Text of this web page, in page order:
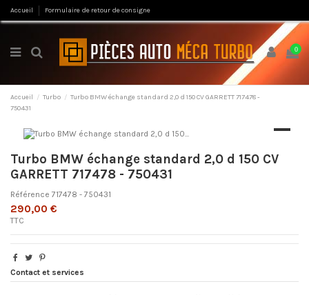
Accueil Formulaire de retour de consigne
0
Accueil Turbo
Turbo BMW échange standard 2,0 d 150 CV GARRETT 717478 -
750431
Turbo BMW échange standard 2,0 d 150 CV
GARRETT 717478 - 750431
Référence 717478 - 750431
290,00 €
TTC
Contact et services